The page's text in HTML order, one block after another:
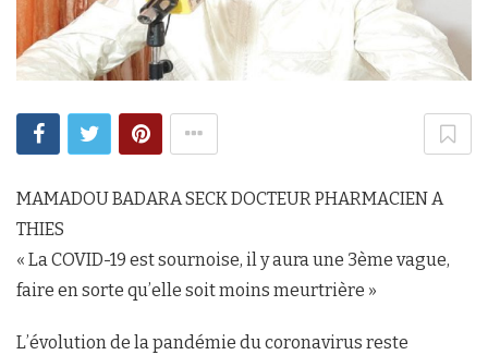
MAMADOU BADARA SECK DOCTEUR PHARMACIEN A
THIES
« La COVID-19 est sournoise, il y aura une 3ème vague,
faire en sorte qu’elle soit moins meurtrière »
L’évolution de la pandémie du coronavirus reste